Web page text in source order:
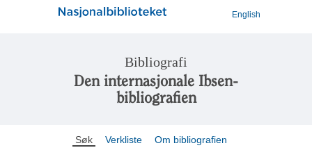
English
Bibliografi
Den internasjonale Ibsen-
bibliografien
Søk Verkliste Om bibliografien